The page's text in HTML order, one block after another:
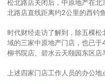
松北路店关闭后，中原地产在
北路店直线距离约2公里的西钓
时代财经走访了解到，除五棵
域的三家中原地产门店，也已
柳书院店、碧水云天颐园东区店
上述四家门店工作人员的办公地